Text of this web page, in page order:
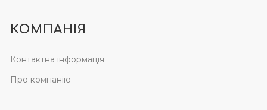
КОМПАНІЯ
Контактна інформація
Про компанію